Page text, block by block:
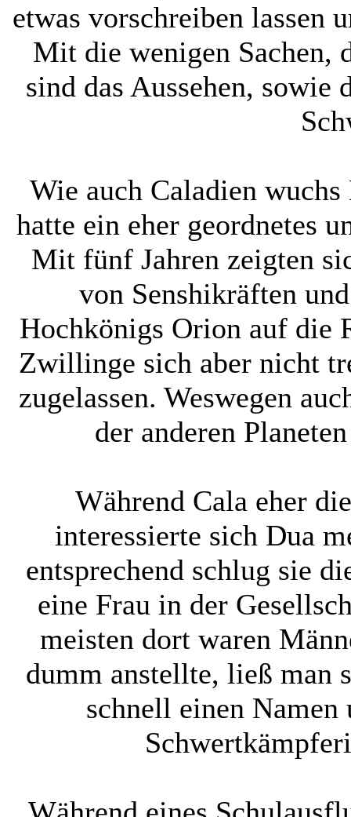
etwas vorschreiben lassen
Mit die wenigen Sachen,
sind das Aussehen, sowie
Wie auch Caladien
hatte ein eher geordnetes
Mit fünf Jahren zeigten
von Senshikräften
Hochkönigs Orion auf die
Zwillinge sich aber nicht
zugelassen. Weswegen
der anderen
Während Cala eher
interessierte sich Dua
entsprechend schlug sie
eine Frau in der
meisten dort waren
dumm anstellte, ließ man
schnell einen Namen